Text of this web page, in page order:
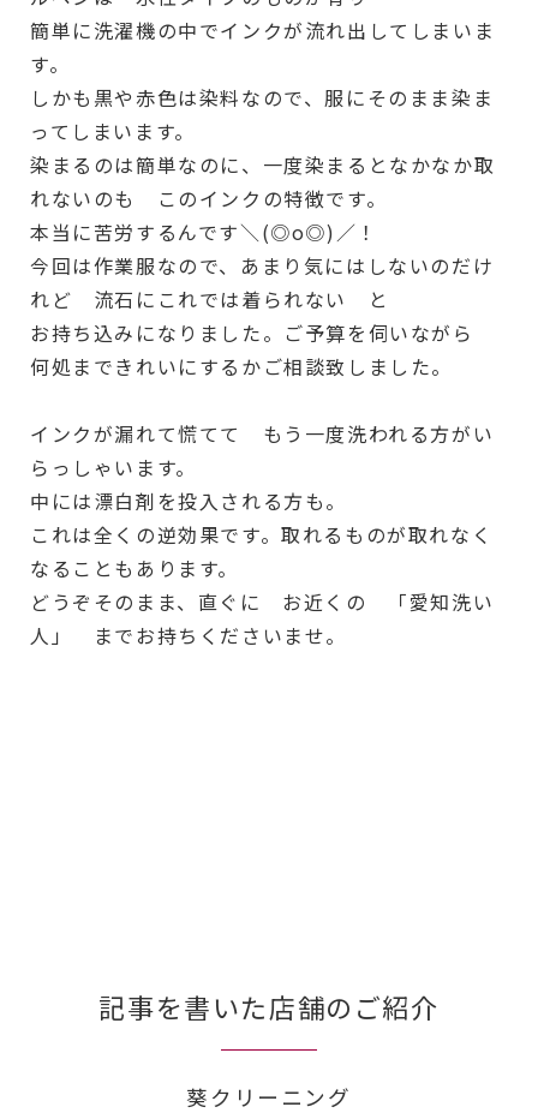
簡単に洗濯機の中でインクが流れ出してしまいま
す。
しかも黒や赤色は染料なので、服にそのまま染ま
ってしまいます。
染まるのは簡単なのに、一度染まるとなかなか取
れないのも このインクの特徴です。
本当に苦労するんです＼(◎o◎)／！
今回は作業服なので、あまり気にはしないのだけ
れど 流石にこれでは着られない と
お持ち込みになりました。ご予算を伺いながら
何処まできれいにするかご相談致しました。
インクが漏れて慌てて もう一度洗われる方がい
らっしゃいます。
中には漂白剤を投入される方も。
これは全くの逆効果です。取れるものが取れなく
なることもあります。
どうぞそのまま、直ぐに お近くの 「愛知洗い
人」 までお持ちくださいませ。
記事を書いた店舗のご紹介
葵クリーニング